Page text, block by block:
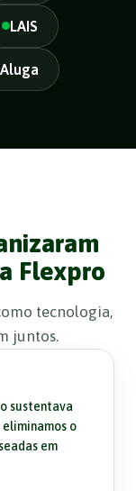
LAIS
Flexpro
tecnologia,
juntos.
sustentava
eliminamos o
em